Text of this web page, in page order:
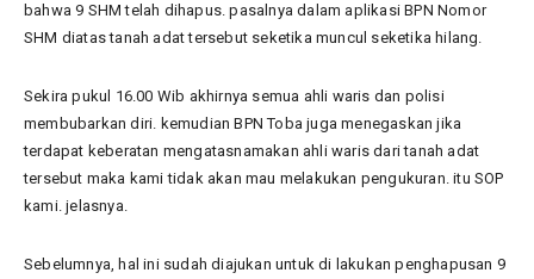
bahwa 9 SHM telah dihapus. pasalnya dalam aplikasi BPN Nomor
SHM diatas tanah adat tersebut seketika muncul seketika hilang.
Sekira pukul 16.00 Wib akhirnya semua ahli waris dan polisi
membubarkan diri. kemudian BPN Toba juga menegaskan jika
terdapat keberatan mengatasnamakan ahli waris dari tanah adat
tersebut maka kami tidak akan mau melakukan pengukuran. itu SOP
kami. jelasnya.
Sebelumnya, hal ini sudah diajukan untuk di lakukan penghapusan 9